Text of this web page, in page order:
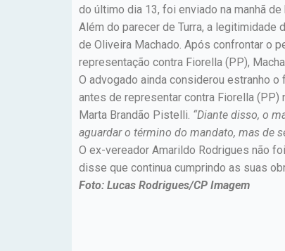
do último dia 13, foi enviado na manhã
Além do parecer de Turra, a
de Oliveira Machado. Após confrontar o
representação contra Fiorella (PP),
O advogado ainda considerou estranho
antes de representar contra Fiorella (PP)
Marta Brandão Pistelli. “Diante disso, o
aguardar o término do mandato, mas de
O ex-vereador Amarildo Rodrigues não
disse que continua cumprindo as suas
Foto: Lucas Rodrigues/CP Imagem